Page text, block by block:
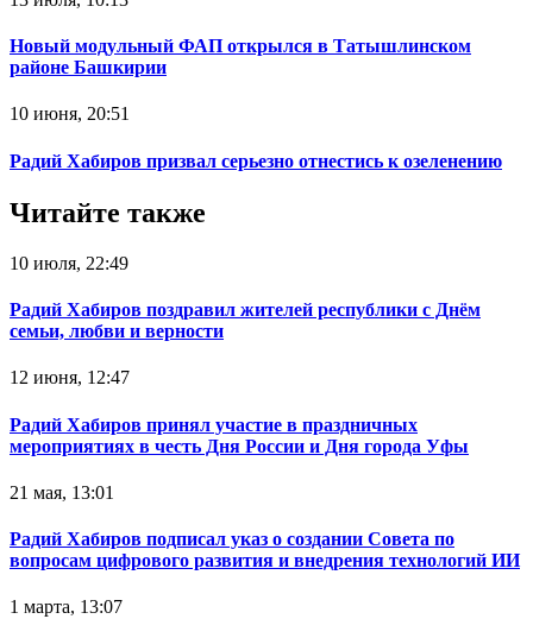
Новый модульный ФАП открылся в Татышлинском
районе Башкирии
10 июня, 20:51
Радий Хабиров призвал серьезно отнестись к озеленению
Читайте также
10 июля, 22:49
Радий Хабиров поздравил жителей республики с Днём
семьи, любви и верности
12 июня, 12:47
Радий Хабиров принял участие в праздничных
мероприятиях в честь Дня России и Дня города Уфы
21 мая, 13:01
Радий Хабиров подписал указ о создании Совета по
вопросам цифрового развития и внедрения технологий ИИ
1 марта, 13:07